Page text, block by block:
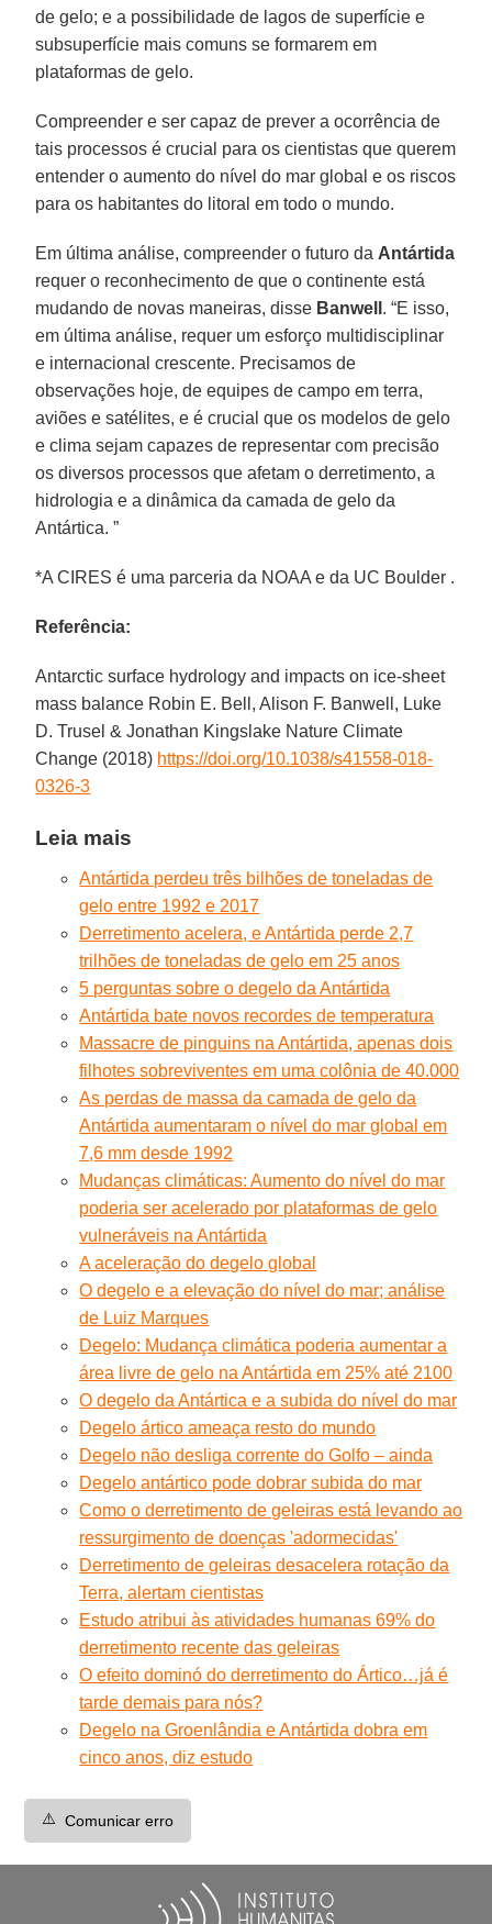
de gelo; e a possibilidade de lagos de superfície e
subsuperfície mais comuns se formarem em
plataformas de gelo.
Compreender e ser capaz de prever a ocorrência de
tais processos é crucial para os cientistas que querem
entender o aumento do nível do mar global e os riscos
para os habitantes do litoral em todo o mundo.
Em última análise, compreender o futuro da Antártida
requer o reconhecimento de que o continente está
mudando de novas maneiras, disse Banwell . “E isso,
em última análise, requer um esforço multidisciplinar
e internacional crescente. Precisamos de
observações hoje, de equipes de campo em terra,
aviões e satélites, e é crucial que os modelos de gelo
e clima sejam capazes de representar com precisão
os diversos processos que afetam o derretimento, a
hidrologia e a dinâmica da camada de gelo da
Antártica. ”
*A CIRES é uma parceria da NOAA e da UC Boulder .
Referência:
Antarctic surface hydrology and impacts on ice-sheet
mass balance Robin E. Bell, Alison F. Banwell, Luke
D. Trusel & Jonathan Kingslake Nature Climate
Change (2018) https://doi.org/10.1038/s41558-018-
0326-3
Leia mais
Antártida perdeu três bilhões de toneladas de
gelo entre 1992 e 2017
Derretimento acelera, e Antártida perde 2,7
trilhões de toneladas de gelo em 25 anos
5 perguntas sobre o degelo da Antártida
Antártida bate novos recordes de temperatura
Massacre de pinguins na Antártida, apenas dois
filhotes sobreviventes em uma colônia de 40.000
As perdas de massa da camada de gelo da
Antártida aumentaram o nível do mar global em
7,6 mm desde 1992
Mudanças climáticas: Aumento do nível do mar
poderia ser acelerado por plataformas de gelo
vulneráveis na Antártida
A aceleração do degelo global
O degelo e a elevação do nível do mar; análise
de Luiz Marques
Degelo: Mudança climática poderia aumentar a
área livre de gelo na Antártida em 25% até 2100
O degelo da Antártica e a subida do nível do mar
Degelo ártico ameaça resto do mundo
Degelo não desliga corrente do Golfo – ainda
Degelo antártico pode dobrar subida do mar
Como o derretimento de geleiras está levando ao
ressurgimento de doenças 'adormecidas'
Derretimento de geleiras desacelera rotação da
Terra, alertam cientistas
Estudo atribui às atividades humanas 69% do
derretimento recente das geleiras
O efeito dominó do derretimento do Ártico…já é
tarde demais para nós?
Degelo na Groenlândia e Antártida dobra em
cinco anos, diz estudo
⚠️ Comunicar erro